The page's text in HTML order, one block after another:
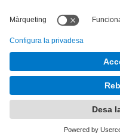
transferència, l'emprenedoria i
Serveis per a empreses
© UPC Universitat Politècnica